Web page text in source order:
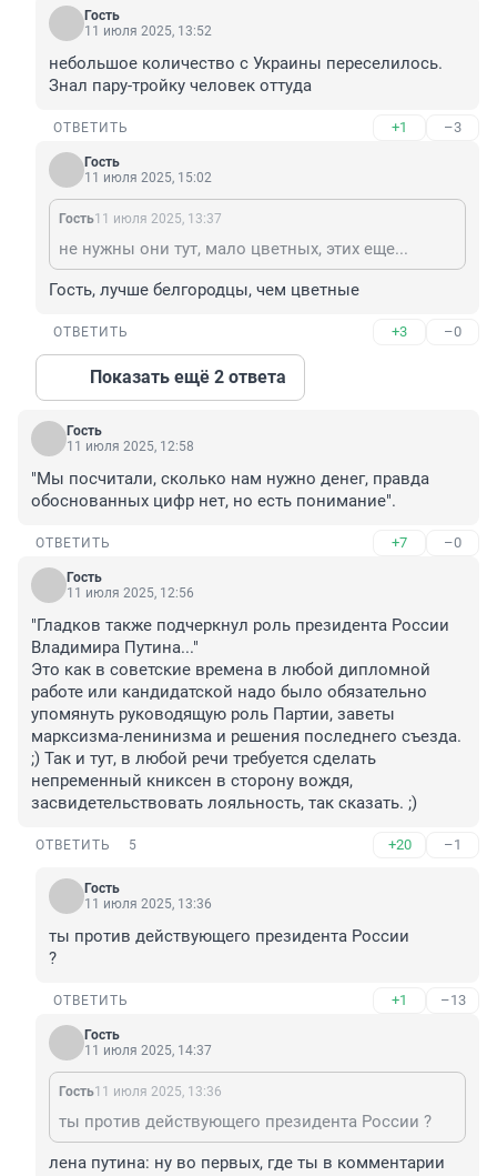
Гость
11 июля 2025, 13:52
небольшое количество с Украины переселилось.
Знал пару-тройку человек оттуда
ОТВЕТИТЬ +1 –3
Гость
11 июля 2025, 15:02
Гость11 июля 2025, 13:37
не нужны они тут, мало цветных, этих еще...
Гость, лучше белгородцы, чем цветные
ОТВЕТИТЬ +3 –0
Показать ещё 2 ответа
Гость
11 июля 2025, 12:58
"Мы посчитали, сколько нам нужно денег, правда
обоснованных цифр нет, но есть понимание".
ОТВЕТИТЬ +7 –0
Гость
11 июля 2025, 12:56
"Гладков также подчеркнул роль президента России
Владимира Путина..."
Это как в советские времена в любой дипломной
работе или кандидатской надо было обязательно
упомянуть руководящую роль Партии, заветы
марксизма-ленинизма и решения последнего съезда.
;) Так и тут, в любой речи требуется сделать
непременный книксен в сторону вождя,
засвидетельствовать лояльность, так сказать. ;)
ОТВЕТИТЬ 5 +20 –1
Гость
11 июля 2025, 13:36
ты против действующего президента России
?
ОТВЕТИТЬ +1 –13
Гость
11 июля 2025, 14:37
Гость11 июля 2025, 13:36
ты против действующего президента России ?
лена путина: ну во первых, где ты в комментарии